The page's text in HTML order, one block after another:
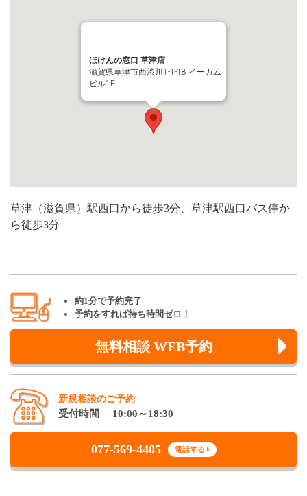
ほけんの窓口 草津店
滋賀県草津市西渋川1-1-18 イーカム
ビル1F
草津（滋賀県）駅西口から徒歩3分、草津駅西口バス停か
ら徒歩3分
約1分で予約完了
予約をすれば待ち時間ゼロ！
無料相談 WEB予約
新規相談のご予約
受付時間 10:00～18:30
077-569-4405 電話する